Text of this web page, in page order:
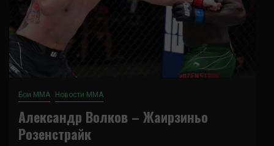
Бои ММА Новости ММА
Александр Волков – Жаирзиньо
Розенстрайк